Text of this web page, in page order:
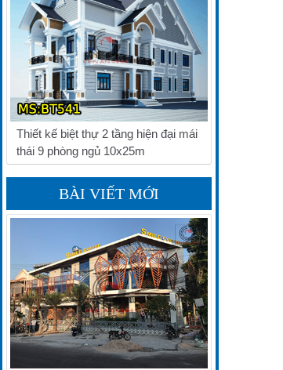
Thiết kế biệt thự 2 tầng hiện đại mái
thái 9 phòng ngủ 10x25m
BÀI VIẾT MỚI